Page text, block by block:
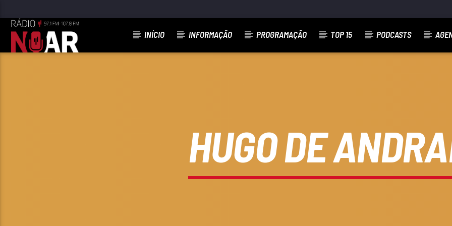
INÍCIO INFORMAÇÃO PROGRAMAÇÃO TOP 15 PODCASTS
HUGO DE